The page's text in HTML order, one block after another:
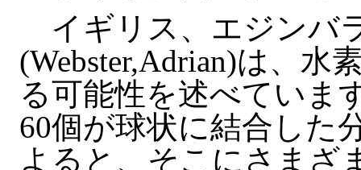
イギリス、エジンバ
(Webster,Adrian)は、水
る可能性を述べていま
60個が球状に結合した
よると、そこにさまざ